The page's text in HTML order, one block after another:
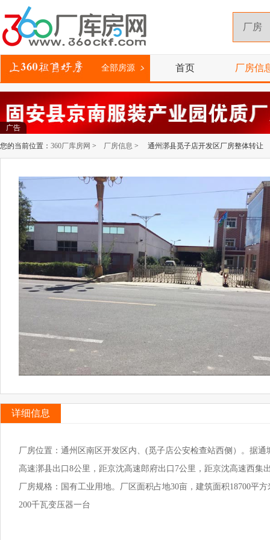
全部房源 首页 厂房信
广告
您的当前位置： 360厂库房网 > 厂房信息 > 通州漷县觅子店开发区厂房整体转让
详细信息
厂房位置：通州区南区开发区内、(觅子店公安检查站西侧）。据
高速漷县出口8公里，距京沈高速郎府出口7公里，距京沈高速西集
厂房规格：国有工业用地。厂区面积占地30亩，建筑面积18700平
200千瓦变压器一台